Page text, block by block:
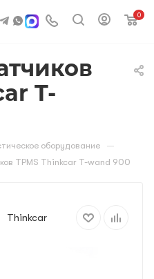
0
T-
оборудование —
TPMS Thinkcar T-wand 900
Thinkcar